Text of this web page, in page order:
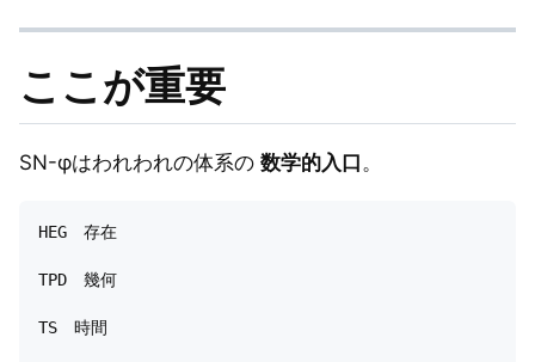
ここが重要
SN-φはわれわれの体系の 数学的入口。
HEG　存在
TPD　幾何
TS　時間